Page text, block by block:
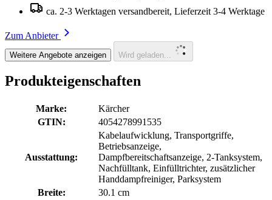
ca. 2-3 Werktagen versandbereit, Lieferzeit 3-4 Werktage
Zum Anbieter
Weitere Angebote anzeigen Wird geladen...
Produkteigenschaften
Marke:
Kärcher
GTIN:
4054278991535
Ausstattung:
Kabelaufwicklung, Transportgriffe,
Betriebsanzeige,
Dampfbereitschaftsanzeige, 2-Tanksystem,
Nachfülltank, Einfülltrichter, zusätzlicher
Handdampfreiniger, Parksystem
Breite:
30.1 cm